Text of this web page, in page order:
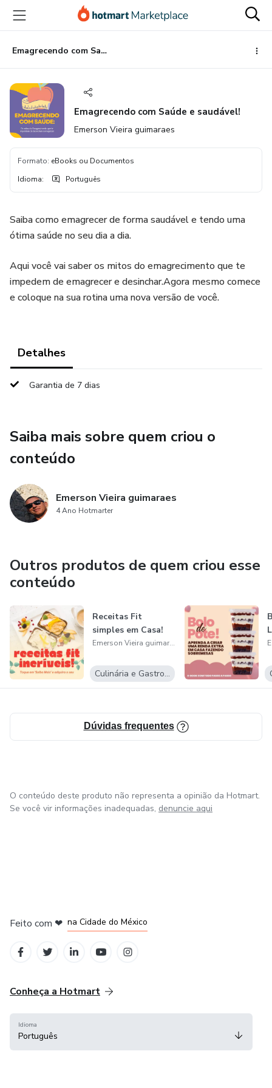
para
conteúdo
principal
para
pagamento
para
rodapé
Emagrecendo com Saúde e saudável!
Emagrecendo com Saúde e saudável!
Emerson Vieira guimaraes
Formato: eBooks ou Documentos
Idioma: Português
Saiba como emagrecer de forma saudável e tendo uma
ótima saúde no seu dia a dia.
Aqui você vai saber os mitos do emagrecimento que te
impedem de emagrecer e desinchar.Agora mesmo comece
e coloque na sua rotina uma nova versão de você.
Detalhes
Garantia de 7 dias
Saiba mais sobre quem criou o
conteúdo
Emerson Vieira guimaraes
4 Ano Hotmarter
Outros produtos de quem criou esse
conteúdo
Receitas Fit
simples em Casa!
Emerson Vieira guimaraes
Culinária e Gastronomia
Dúvidas frequentes
O conteúdo deste produto não representa a opinião da Hotmart.
Se você vir informações inadequadas, denuncie aqui
Feito com ❤ na Cidade do México
Conheça a Hotmart
Idioma
Português